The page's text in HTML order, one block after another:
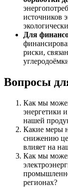
источников
Для
риски,
Вопросы
Как мы
энергетики
нашей
Какие меры
снижению
влияет на
Как мы
регионах?